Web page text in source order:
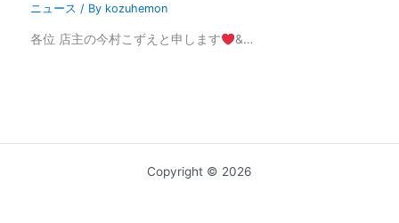
ニュース / By kozuhemon
各位 店主の今村こずえと申します &…
Copyright © 2026